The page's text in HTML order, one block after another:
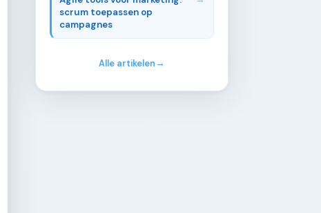
scrum toepassen op
campagnes
Alle artikelen